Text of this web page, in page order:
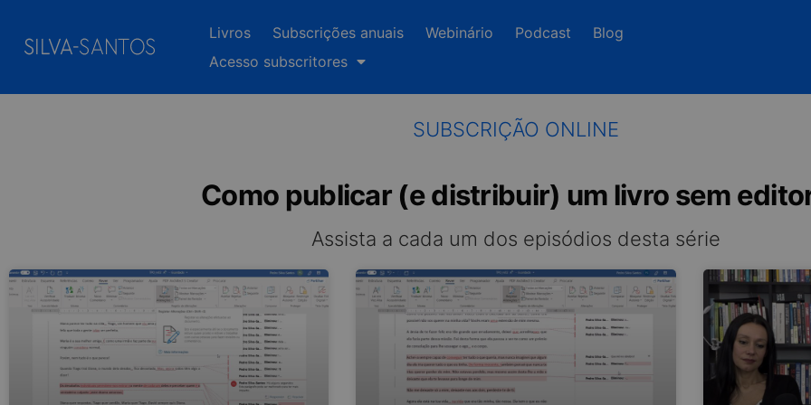
Livros Subscrições anuais Webinário Podcast
Blog
Acesso subscritores
SUBSCRIÇÃO ONLINE
Como publicar (e distribuir) um livro sem
Assista a cada um dos episódios desta série